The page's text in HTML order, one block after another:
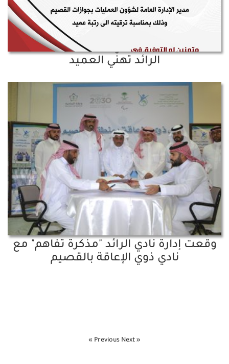
الرائد تهنّي العميد
وقعت إدارة نادي الرائد "مذكرة تفاهم" مع
نادي ذوي الإعاقة بالقصيم
« Previous
Next »